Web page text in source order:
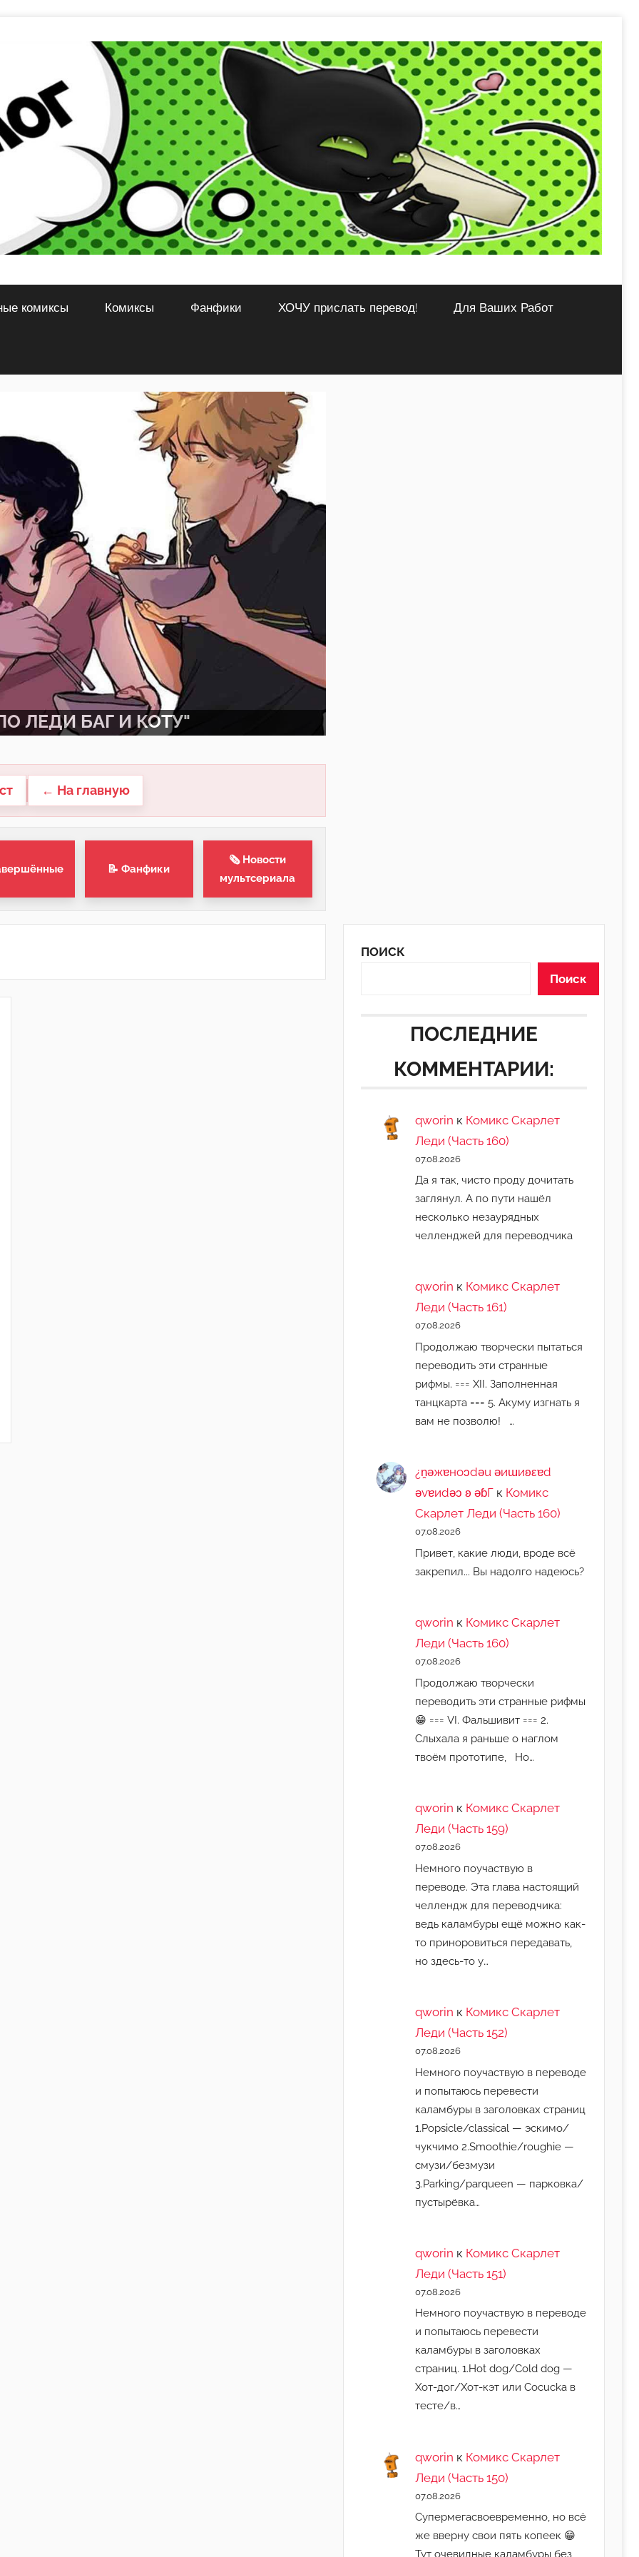
комиксы Комиксы Фанфики ХОЧУ прислать перевод! Для Ваших Работ
ЛЕДИ БАГ И КОТУ"
← На главную
📝 Фанфики
🗞 Новости
мультсериала
ПОИСК
Поиск
ПОСЛЕДНИЕ
КОММЕНТАРИИ:
qworin к Комикс Скарлет
Леди (Часть 160)
07.08.2026
Да я так, чисто проду дочитать
заглянул. А по пути нашёл
несколько незаурядных
челленджей для переводчика
qworin к Комикс Скарлет
Леди (Часть 161)
07.08.2026
Продолжаю творчески пытаться
переводить эти странные
рифмы. === XII. Заполненная
танцкарта === 5. Акуму изгнать я
вам не позволю! …
¿n̯ǝжɐноɔdǝu ǝиɯиʚεɐd
ǝvɐиdǝɔ ʚ ǝɓГ к Комикс
Скарлет Леди (Часть 160)
07.08.2026
Привет, какие люди, вроде всё
закрепил... Вы надолго надеюсь?
qworin к Комикс Скарлет
Леди (Часть 160)
07.08.2026
Продолжаю творчески
переводить эти странные рифмы
😁 === VI. Фальшивит === 2.
Слыхала я раньше о наглом
твоём прототипе, Но…
qworin к Комикс Скарлет
Леди (Часть 159)
07.08.2026
Немного поучаствую в
переводе. Эта глава настоящий
челлендж для переводчика:
ведь каламбуры ещё можно как-
то приноровиться передавать,
но здесь-то у…
qworin к Комикс Скарлет
Леди (Часть 152)
07.08.2026
Немного поучаствую в переводе
и попытаюсь перевести
каламбуры в заголовках страниц
1.Popsicle/classical — эскимо/
чукчимо 2.Smoothie/roughie —
смузи/безмузи
3.Parking/parqueen — парковка/
пустырёвка…
qworin к Комикс Скарлет
Леди (Часть 151)
07.08.2026
Немного поучаствую в переводе
и попытаюсь перевести
каламбуры в заголовках
страниц. 1.Hot dog/Cold dog —
Хот-дог/Хот-кэт или Cocucka в
тесте/в…
qworin к Комикс Скарлет
Леди (Часть 150)
07.08.2026
Супермегасвоевременно, но всё
же вверну свои пять копеек 😁
Тут очевидные каламбуры без